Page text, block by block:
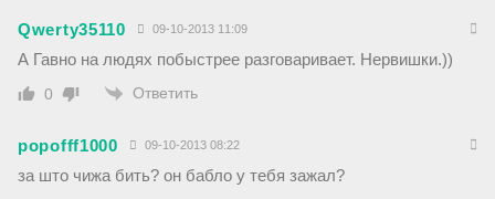
Qwerty35110 09-10-2013 11:09
А Гавно на людях побыстрее разговаривает. Нервишки.))
0 Ответить
popofff1000 09-10-2013 08:22
за што чижа бить? он бабло у тебя зажал?